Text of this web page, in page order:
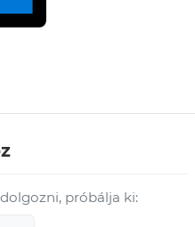
próbálja ki: